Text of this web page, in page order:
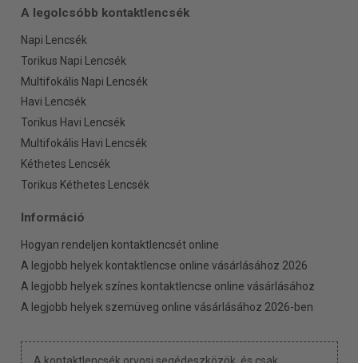
A legolcsóbb kontaktlencsék
Napi Lencsék
Torikus Napi Lencsék
Multifokális Napi Lencsék
Havi Lencsék
Torikus Havi Lencsék
Multifokális Havi Lencsék
Kéthetes Lencsék
Torikus Kéthetes Lencsék
Információ
Hogyan rendeljen kontaktlencsét online
A legjobb helyek kontaktlencse online vásárlásához 2026
A legjobb helyek színes kontaktlencse online vásárlásához
A legjobb helyek szemüveg online vásárlásához 2026-ben
A kontaktlencsék orvosi segédeszközök, és csak